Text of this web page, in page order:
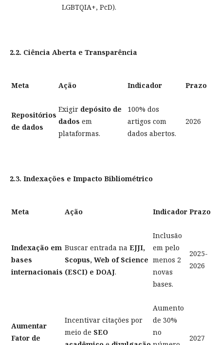
LGBTQIA+, PcD).
2.2. Ciência Aberta e Transparência
Meta Ação Indicador Prazo
Repositórios
de dados
Exigir depósito de
dados em
plataformas.
100% dos
artigos com
dados abertos.
2026
2.3. Indexações e Impacto Bibliométrico
Meta Ação Indicador Prazo
Indexação em
bases
internacionais
Buscar entrada na EJJI,
Scopus, Web of Science
(ESCI) e DOAJ.
Inclusão
em pelo
menos 2
novas
bases.
2025-
2026
Aumentar
Fator de
Incentivar citações por
meio de SEO
Aumento
de 30%
no
2027